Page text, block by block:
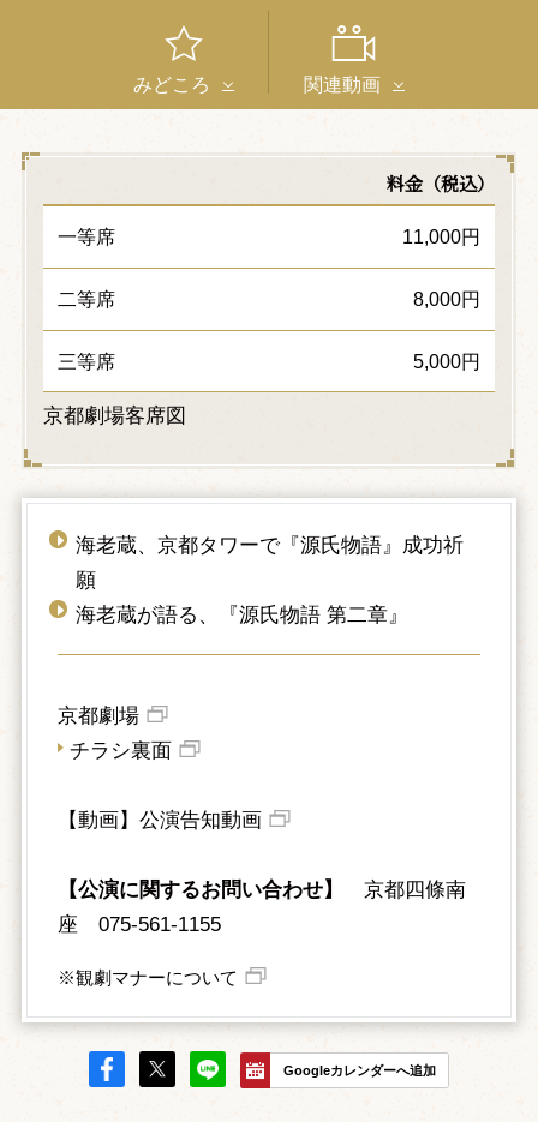
みどころ 関連動画
料金（税込）
一等席 11,000円
二等席 8,000円
三等席 5,000円
京都劇場客席図
海老蔵、京都タワーで『源氏物語』成功祈
願
海老蔵が語る、『源氏物語 第二章』
京都劇場
チラシ裏面
【動画】公演告知動画
【公演に関するお問い合わせ】
京都四條南
座 075-561-1155
※観劇マナーについて
Googleカレンダーへ追加